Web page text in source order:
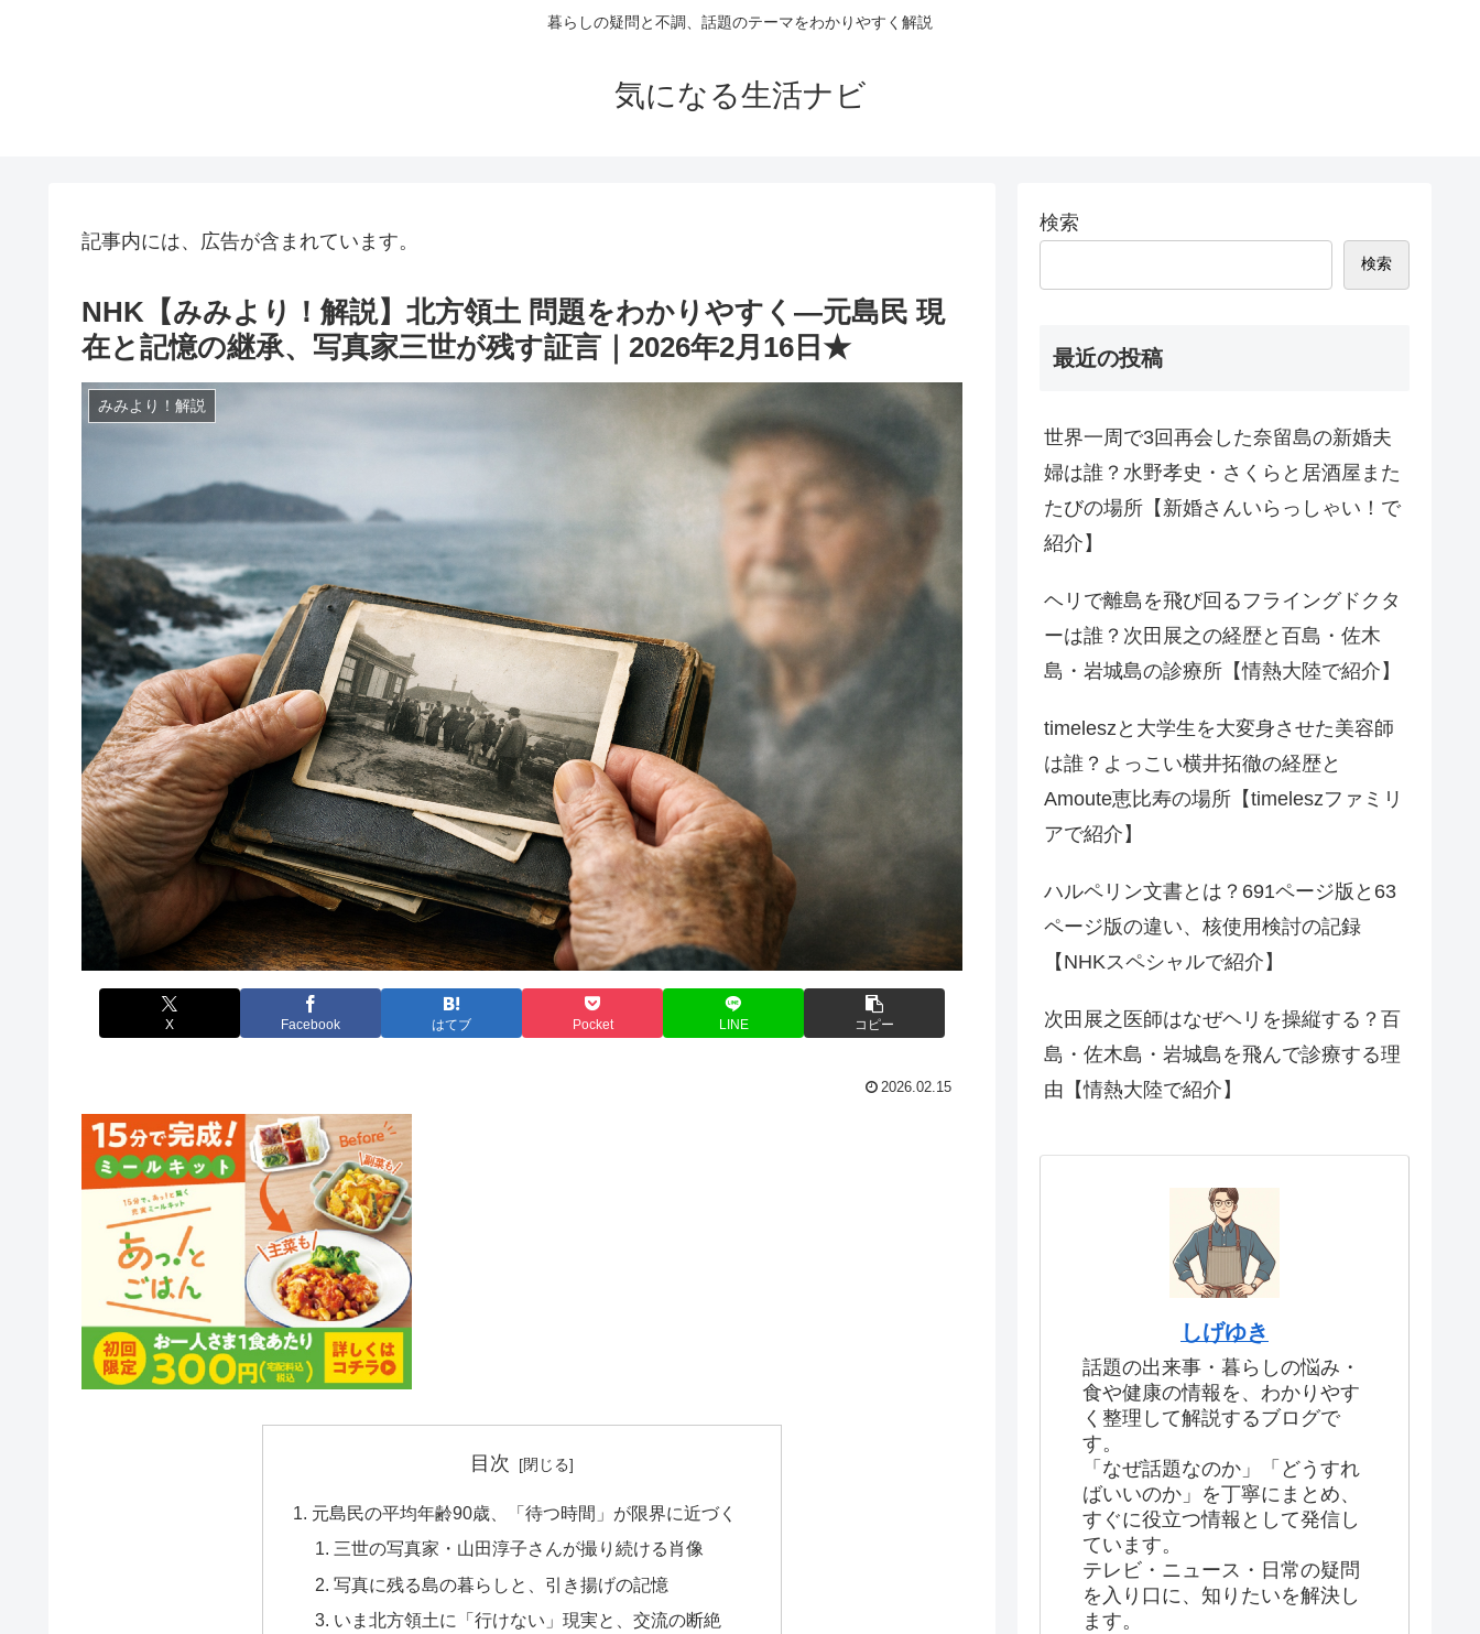
暮らしの疑問と不調、話題のテーマをわかりやすく解説
気になる生活ナビ
記事内には、広告が含まれています。
NHK【みみより！解説】北方領土 問題をわかりやすく―元島民 現
在と記憶の継承、写真家三世が残す証言｜2026年2月16日★
みみより！解説
X Facebook はてブ Pocket LINE コピー
2026.02.15
目次
元島民の平均年齢90歳、「待つ時間」が限界に近づく
三世の写真家・山田淳子さんが撮り続ける肖像
写真に残る島の暮らしと、引き揚げの記憶
いま北方領土に「行けない」現実と、交流の断絶
検索
検索
最近の投稿
世界一周で3回再会した奈留島の新婚夫
婦は誰？水野孝史・さくらと居酒屋また
たびの場所【新婚さんいらっしゃい！で
紹介】
ヘリで離島を飛び回るフライングドクタ
ーは誰？次田展之の経歴と百島・佐木
島・岩城島の診療所【情熱大陸で紹介】
timeleszと大学生を大変身させた美容師
は誰？よっこい横井拓徹の経歴と
Amoute恵比寿の場所【timeleszファミリ
アで紹介】
ハルペリン文書とは？691ページ版と63
ページ版の違い、核使用検討の記録
【NHKスペシャルで紹介】
次田展之医師はなぜヘリを操縦する？百
島・佐木島・岩城島を飛んで診療する理
由【情熱大陸で紹介】
しげゆき
話題の出来事・暮らしの悩み・
食や健康の情報を、わかりやす
く整理して解説するブログで
す。
「なぜ話題なのか」「どうすれ
ばいいのか」を丁寧にまとめ、
すぐに役立つ情報として発信し
ています。
テレビ・ニュース・日常の疑問
を入り口に、知りたいを解決し
ます。